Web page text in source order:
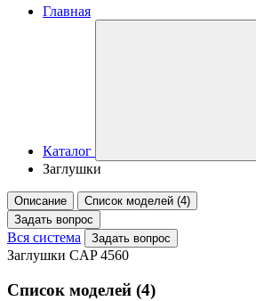
Главная
Каталог
Заглушки
Описание
Список моделей (4)
Задать вопрос
Вся система Задать вопрос
Заглушки CAP 4560
Список моделей (4)